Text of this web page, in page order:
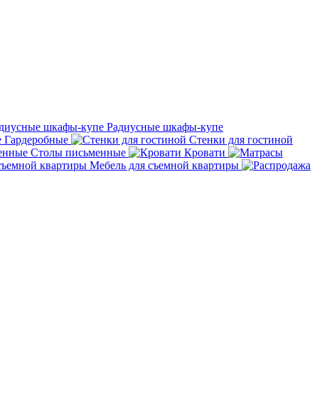
Радиусные шкафы-купе
Гардеробные
Стенки для гостиной
Столы письменные
Кровати
Мебель для съемной квартиры